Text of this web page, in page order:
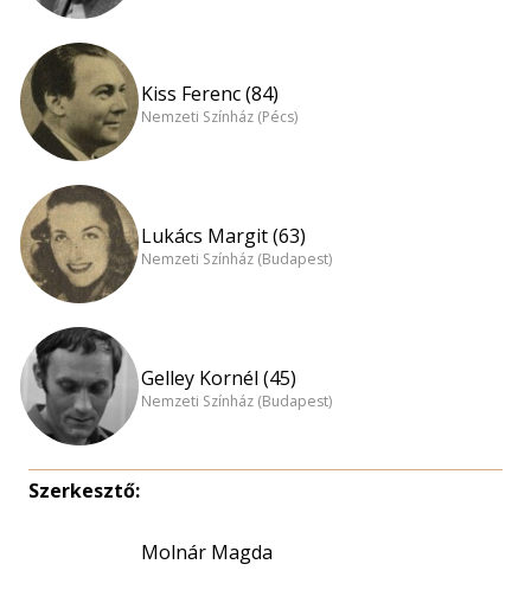
Kiss Ferenc (84)
Nemzeti Színház (Pécs)
Lukács Margit (63)
Nemzeti Színház (Budapest)
Gelley Kornél (45)
Nemzeti Színház (Budapest)
Szerkesztő:
Molnár Magda